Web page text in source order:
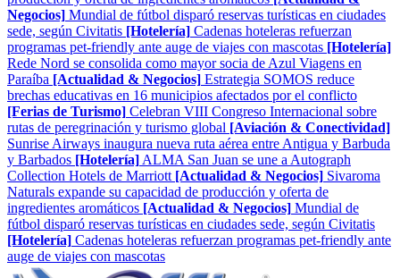
Negocios] Mundial de fútbol disparó reservas turísticas en ciudades
sede, según Civitatis [Hotelería] Cadenas hoteleras refuerzan
programas pet-friendly ante auge de viajes con mascotas [Hotelería]
Rede Nord se consolida como mayor socia de Azul Viagens en
Paraíba [Actualidad & Negocios] Estrategia SOMOS reduce
brechas educativas en 16 municipios afectados por el conflicto
[Ferias de Turismo] Celebran VIII Congreso Internacional sobre
rutas de peregrinación y turismo global [Aviación & Conectividad]
Sunrise Airways inaugura nueva ruta aérea entre Antigua y Barbuda
y Barbados [Hotelería] ALMA San Juan se une a Autograph
Collection Hotels de Marriott [Actualidad & Negocios] Sivaroma
Naturals expande su capacidad de producción y oferta de
ingredientes aromáticos [Actualidad & Negocios] Mundial de
fútbol disparó reservas turísticas en ciudades sede, según Civitatis
[Hotelería] Cadenas hoteleras refuerzan programas pet-friendly ante
auge de viajes con mascotas